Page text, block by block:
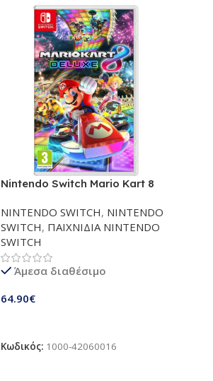
Nintendo Switch Mario Kart 8
NINTENDO SWITCH, NINTENDO
SWITCH, ΠΑΙΧΝΙΔΙΑ NINTENDO
SWITCH
Άμεσα διαθέσιμο
64.90€
Κωδικός: 1000-42060016